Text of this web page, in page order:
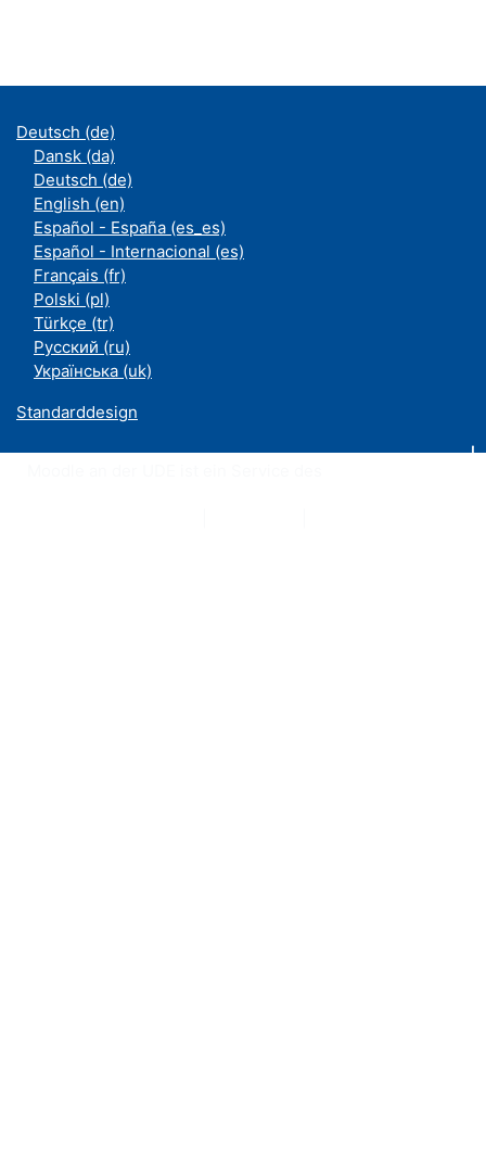
Deutsch ‎(de)‎
Dansk ‎(da)‎
Deutsch ‎(de)‎
English ‎(en)‎
Español - España ‎(es_es)‎
Español - Internacional ‎(es)‎
Français ‎(fr)‎
Polski ‎(pl)‎
Türkçe ‎(tr)‎
Русский ‎(ru)‎
Українська ‎(uk)‎
Standarddesign